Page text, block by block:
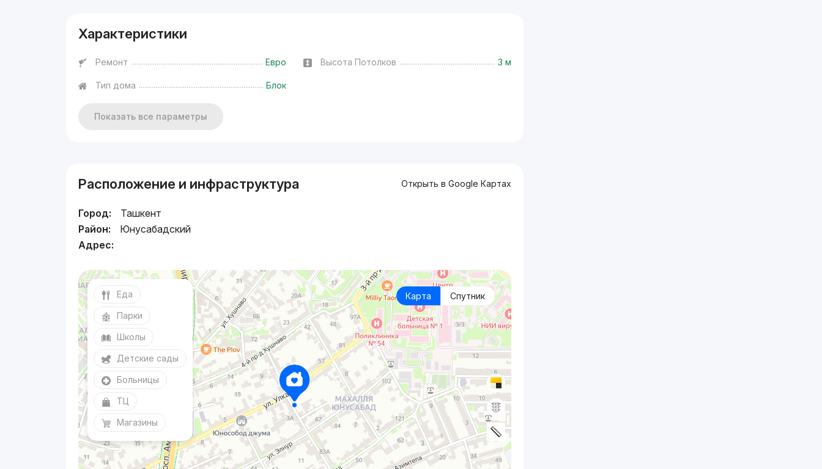
Характеристики
Ремонт Евро Высота Потолков 3 м
Тип дома Блок
Показать все параметры
Расположение и инфраструктура Открыть в Google Картах
Город:
Ташкент
Район:
Юнусабадский
Адрес:
Карта Спутник
Еда
Парки
Школы
Детские сады
Больницы
ТЦ
Магазины